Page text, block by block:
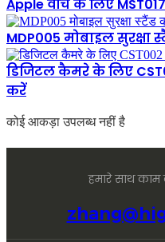
Apple वॉच के लिए
MDP005 मोबाइल सुरक्षा
डिजिटल कैमरे के लिए
करें
कोई आकड़ा उपलब्ध नहीं है
हमारे साथ